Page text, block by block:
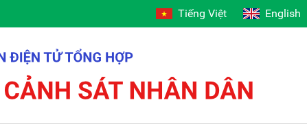
Tiếng Việt English